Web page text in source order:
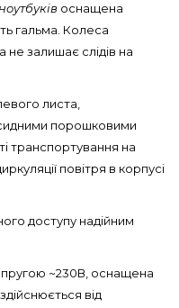
оснащена
гальма. Колеса
не залишає слідів на
листа,
порошковими
транспортування на
повітря в корпусі
доступу надійним
~230В, оснащена
від